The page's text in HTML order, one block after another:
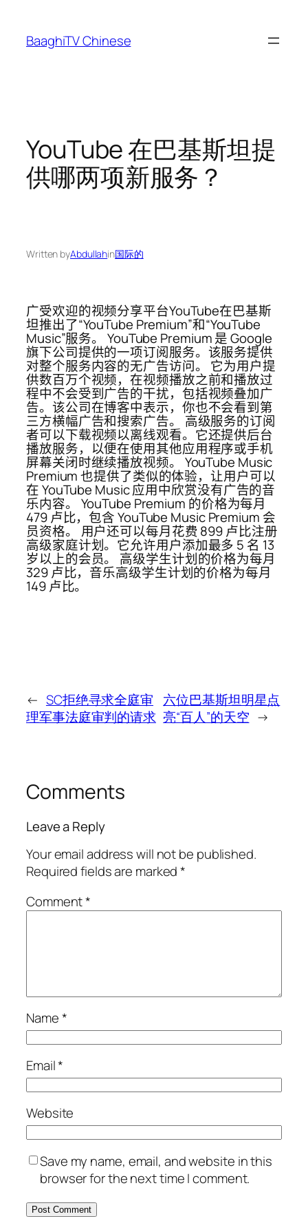
content
BaaghiTV Chinese
YouTube 在巴基斯坦提
供哪两项新服务？
Written byAbdullahin国际的
广受欢迎的视频分享平台YouTube在巴基斯
坦推出了“YouTube Premium”和“YouTube
Music”服务。 YouTube Premium 是 Google
旗下公司提供的一项订阅服务。该服务提供
对整个服务内容的无广告访问。 它为用户提
供数百万个视频，在视频播放之前和播放过
程中不会受到广告的干扰，包括视频叠加广
告。该公司在博客中表示，你也不会看到第
三方横幅广告和搜索广告。 高级服务的订阅
者可以下载视频以离线观看。它还提供后台
播放服务，以便在使用其他应用程序或手机
屏幕关闭时继续播放视频。 YouTube Music
Premium 也提供了类似的体验，让用户可以
在 YouTube Music 应用中欣赏没有广告的音
乐内容。 YouTube Premium 的价格为每月
479 卢比，包含 YouTube Music Premium 会
员资格。 用户还可以每月花费 899 卢比注册
高级家庭计划。它允许用户添加最多 5 名 13
岁以上的会员。 高级学生计划的价格为每月
329 卢比，音乐高级学生计划的价格为每月
149 卢比。
← SC拒绝寻求全庭审
理军事法庭审判的请求
六位巴基斯坦明星点
亮“百人”的天空 →
Comments
Leave a Reply
Your email address will not be published.
Required fields are marked*
Comment*
Name*
Email*
Website
Save my name, email, and website in this
browser for the next time I comment.